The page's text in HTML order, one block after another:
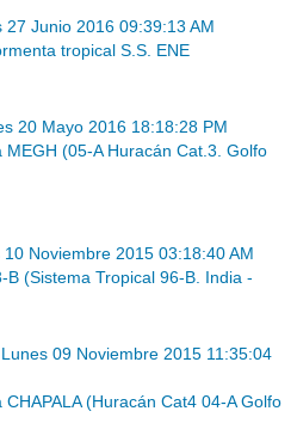
27 Junio 2016 09:39:13 AM
tropical S.S. ENE
20 Mayo 2016 18:18:28 PM
(05-A Huracán Cat.3. Golfo
10 Noviembre 2015 03:18:40 AM
(Sistema Tropical 96-B. India -
Lunes 09 Noviembre 2015 11:35:04
(Huracán Cat4 04-A Golfo